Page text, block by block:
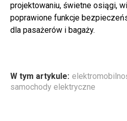
projektowaniu, świetne osiągi,
poprawione funkcje
dla pasażerów i bagaży.
W tym artykule:
samochody elektryczne